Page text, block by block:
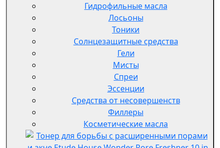
Гидрофильные масла
Лосьоны
Тоники
Солнцезащитные средства
Гели
Мисты
Спреи
Эссенции
Средства от несовершенств
Филлеры
Косметические масла